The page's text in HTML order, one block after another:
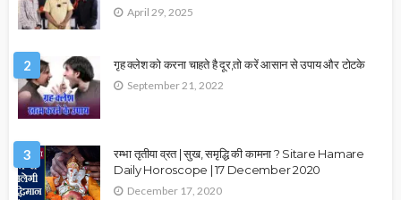
April 29, 2025
2 गृह क्लेश को करना चाहते है दूर,तो करें आसान से उपाय और टोटके
September 21, 2022
3
रम्भा तृतीया व्रत | सुख, समृद्धि की कामना ? Sitare Hamare
Daily Horoscope | 17 December 2020
December 17, 2020